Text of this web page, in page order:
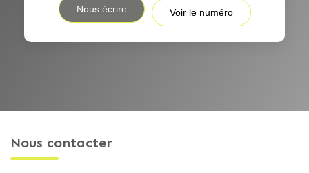
Nous écrire Voir le numéro
Nous contacter